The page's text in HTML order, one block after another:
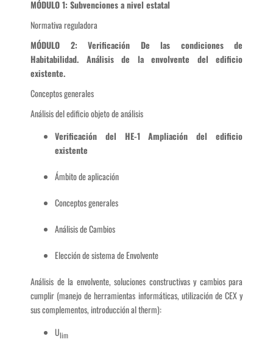
MÓDULO 1: Subvenciones a nivel estatal
Normativa reguladora
MÓDULO 2: Verificación De las condiciones de
Habitabilidad. Análisis de la envolvente del edificio
existente.
Conceptos generales
Análisis del edificio objeto de análisis
Verificación del HE-1 Ampliación del edificio
existente
Ámbito de aplicación
Conceptos generales
Análisis de Cambios
Elección de sistema de Envolvente
Análisis de la envolvente, soluciones constructivas y cambios para
cumplir (manejo de herramientas informáticas, utilización de CEX y
sus complementos, introducción al therm):
Ulim